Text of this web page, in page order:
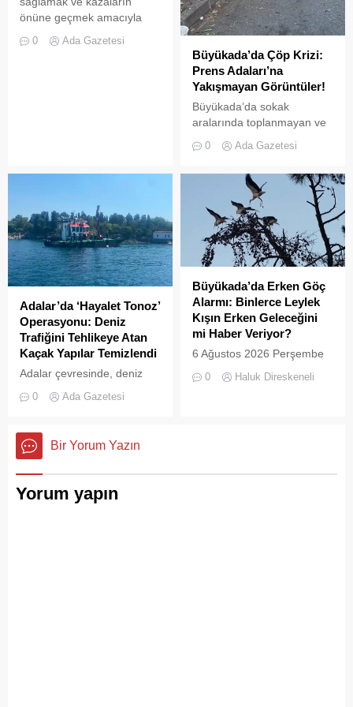
kirliliğiyle gündemde. Bir
vatandaş tarafından...
önüne geçmek amacıyla
getirilen “elektrikli bisiklet
kiralama yasağı” adeta hiçe
Koordinasyon Merkezi)
ticari amaçlı elektrikli bisiklet
ve scooter kiralama
faaliyetleri yasaklanmış
durumda....
0 Ada Gazetesi
Büyükada’da Çöp Krizi:
Prens Adaları’na
Yakışmayan Görüntüler!
Büyükada’da sokak
aralarında toplanmayan ve
biriken çöpler vatandaşların
tepkisine neden
aylarında hem yerli hem de
yabancı turistlerin akınına
uğrayan Büyükada’da,
çevre temizliği konusunda
yaşanan aksaklıklar adeta
pes dedirtti. Adanın tarihi ve
doğal güzellikleriyle süslü
sokaklarından yansıyan son
görüntüler, çevre sağlığı
açısından tehlike çanlarının
çaldığını gösteriyor. Çöpler
Konteynerlere Sığmıyor,...
0 Ada Gazetesi
Adalar’da ‘Hayalet Tonoz’
Operasyonu: Deniz
Trafiğini Tehlikeye Atan
Kaçak Yapılar Temizlendi
Adalar çevresinde, deniz
trafiğini tehlikeye sokan ve
çevre kirliliğine neden olan
geniş çaplı bir temizlik ve
denetim operasyonu
0 Ada Gazetesi
Büyükada’da Erken Göç
Alarmı: Binlerce Leylek
Kışın Erken Geleceğini
mi Haber Veriyor?
6 Ağustos 2026 Perşembe
14:00 sularında Büyükada
0 Haluk Direskeneli
Bir Yorum Yazın
Yorum yapın